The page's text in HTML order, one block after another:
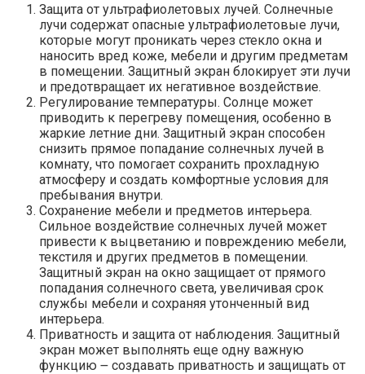
Защита от ультрафиолетовых лучей. Солнечные
лучи содержат опасные ультрафиолетовые лучи,
которые могут проникать через стекло окна и
наносить вред коже, мебели и другим предметам
в помещении.​ Защитный экран блокирует эти лучи
и предотвращает их негативное воздействие.
Регулирование температуры. Солнце может
приводить к перегреву помещения, особенно в
жаркие летние дни.​ Защитный экран способен
снизить прямое попадание солнечных лучей в
комнату, что помогает сохранить прохладную
атмосферу и создать комфортные условия для
пребывания внутри.​
Сохранение мебели и предметов интерьера.​
Сильное воздействие солнечных лучей может
привести к выцветанию и повреждению мебели,
текстиля и других предметов в помещении.​
Защитный экран на окно защищает от прямого
попадания солнечного света, увеличивая срок
службы мебели и сохраняя утонченный вид
интерьера.​
Приватность и защита от наблюдения. Защитный
экран может выполнять еще одну важную
функцию ౼ создавать приватность и защищать от